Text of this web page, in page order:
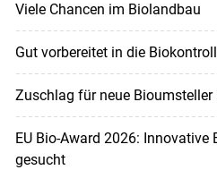
Viele Chancen im Biolandbau
Gut vorbereitet in die
Zuschlag für neue Bioumsteller
EU Bio-Award 2026: Innovative
gesucht